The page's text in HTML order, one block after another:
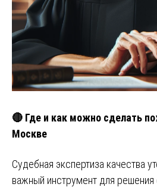
🔴 Где и как можно сделать
Москве
Судебная экспертиза качества
важный инструмент для